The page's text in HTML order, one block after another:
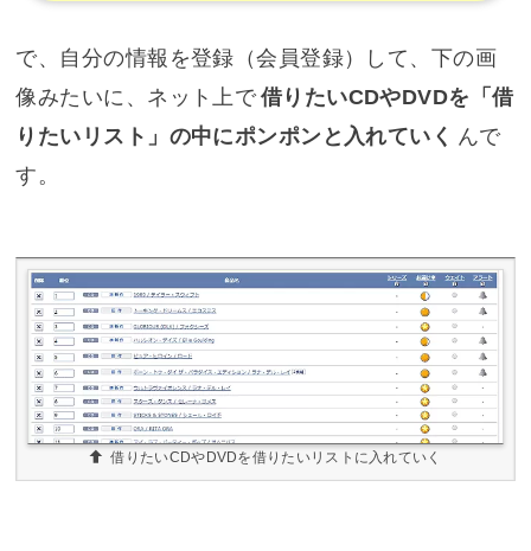
で、自分の情報を登録（会員登録）して、下の画
像みたいに、ネット上で借りたいCDやDVDを「借
りたいリスト」の中にポンポンと入れていく んで
す。
借りたいCDやDVDを借りたいリストに入れていく